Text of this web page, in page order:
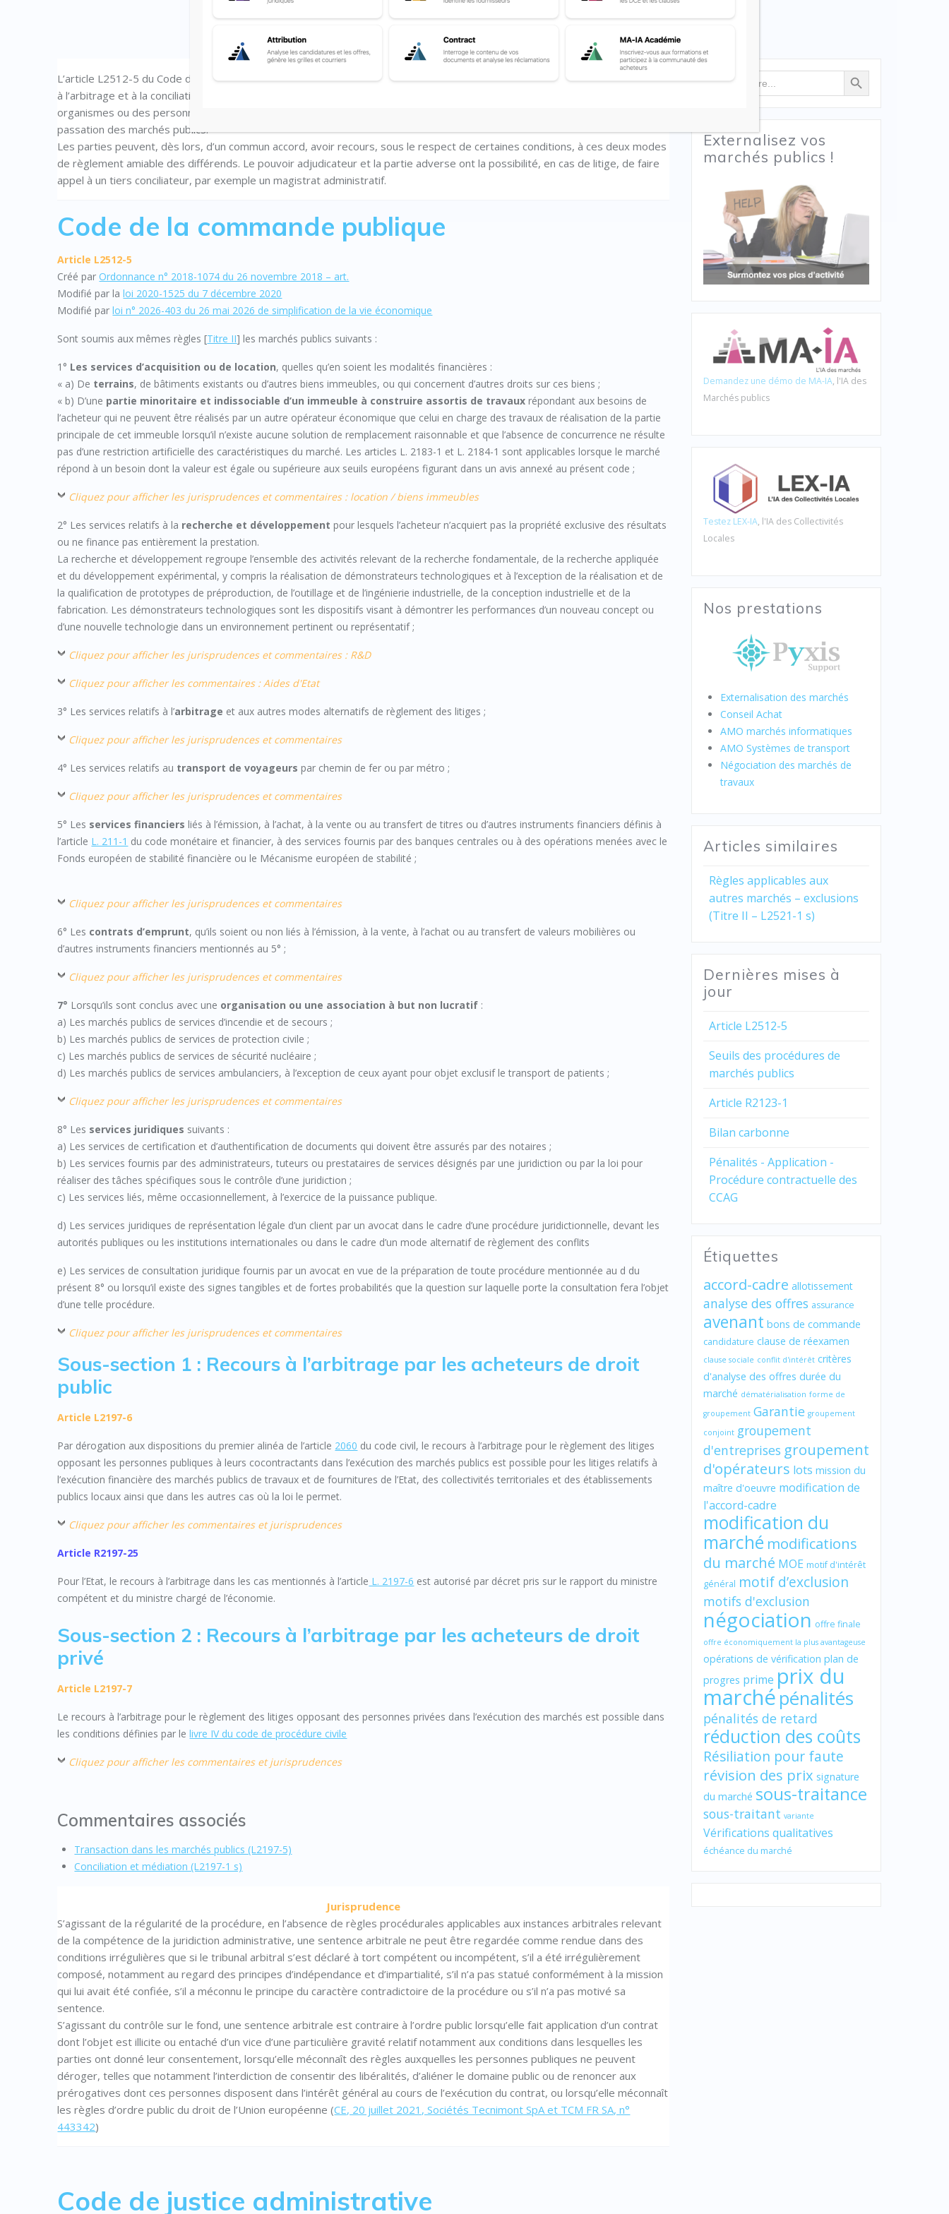
L’article L2512-5 du Code de la commande publique exclut de son champ d’application les marchés publics de services relatifs
à l’arbitrage et à la conciliation. Les services d’arbitrage et de conciliation sont, en effet, habituellement fournis par des
organismes ou des personnes qui sont désignés ou sélectionnés d’une manière qui ne peut être soumise à des règles de
passation des marchés publics.
Les parties peuvent, dès lors, d’un commun accord, avoir recours, sous le respect de certaines conditions, à ces deux modes
de règlement amiable des différends. Le pouvoir adjudicateur et la partie adverse ont la possibilité, en cas de litige, de faire
appel à un tiers conciliateur, par exemple un magistrat administratif.
Code de la commande publique
Article L2512-5
Créé parOrdonnance n° 2018-1074 du 26 novembre 2018 – art.
Modifié par laloi 2020-1525 du 7 décembre 2020
Modifié parloi n° 2026-403 du 26 mai 2026 de simplification de la vie économique
Sont soumis aux mêmes règles [Titre II] les marchés publics suivants :
1° Les services d’acquisition ou de location, quelles qu’en soient les modalités financières :
« a) De terrains, de bâtiments existants ou d’autres biens immeubles, ou qui concernent d’autres droits sur ces biens ;
« b) D’une partie minoritaire et indissociable d’un immeuble à construire assortis de travaux répondant aux besoins de
l’acheteur qui ne peuvent être réalisés par un autre opérateur économique que celui en charge des travaux de réalisation de la partie
principale de cet immeuble lorsqu’il n’existe aucune solution de remplacement raisonnable et que l’absence de concurrence ne résulte
pas d’une restriction artificielle des caractéristiques du marché. Les articles L. 2183-1 et L. 2184-1 sont applicables lorsque le marché
répond à un besoin dont la valeur est égale ou supérieure aux seuils européens figurant dans un avis annexé au présent code ;
Cliquez pour afficher les jurisprudences et commentaires : location / biens immeubles
2° Les services relatifs à la recherche et développement pour lesquels l’acheteur n’acquiert pas la propriété exclusive des résultats
ou ne finance pas entièrement la prestation.
La recherche et développement regroupe l’ensemble des activités relevant de la recherche fondamentale, de la recherche appliquée
et du développement expérimental, y compris la réalisation de démonstrateurs technologiques et à l’exception de la réalisation et de
la qualification de prototypes de préproduction, de l’outillage et de l’ingénierie industrielle, de la conception industrielle et de la
fabrication. Les démonstrateurs technologiques sont les dispositifs visant à démontrer les performances d’un nouveau concept ou
d’une nouvelle technologie dans un environnement pertinent ou représentatif ;
Cliquez pour afficher les jurisprudences et commentaires : R&D
Cliquez pour afficher les commentaires : Aides d'Etat
3° Les services relatifs à l’arbitrage et aux autres modes alternatifs de règlement des litiges ;
Cliquez pour afficher les jurisprudences et commentaires
4° Les services relatifs au transport de voyageurs par chemin de fer ou par métro ;
Cliquez pour afficher les jurisprudences et commentaires
5° Les services financiers liés à l’émission, à l’achat, à la vente ou au transfert de titres ou d’autres instruments financiers définis à
l’article L. 211-1 du code monétaire et financier, à des services fournis par des banques centrales ou à des opérations menées avec le
Fonds européen de stabilité financière ou le Mécanisme européen de stabilité ;
Cliquez pour afficher les jurisprudences et commentaires
6° Les contrats d’emprunt, qu’ils soient ou non liés à l’émission, à la vente, à l’achat ou au transfert de valeurs mobilières ou
d’autres instruments financiers mentionnés au 5° ;
Cliquez pour afficher les jurisprudences et commentaires
7° Lorsqu’ils sont conclus avec une organisation ou une association à but non lucratif :
a) Les marchés publics de services d’incendie et de secours ;
b) Les marchés publics de services de protection civile ;
c) Les marchés publics de services de sécurité nucléaire ;
d) Les marchés publics de services ambulanciers, à l’exception de ceux ayant pour objet exclusif le transport de patients ;
Cliquez pour afficher les jurisprudences et commentaires
8° Les services juridiques suivants :
a) Les services de certification et d’authentification de documents qui doivent être assurés par des notaires ;
b) Les services fournis par des administrateurs, tuteurs ou prestataires de services désignés par une juridiction ou par la loi pour
réaliser des tâches spécifiques sous le contrôle d’une juridiction ;
c) Les services liés, même occasionnellement, à l’exercice de la puissance publique.
d) Les services juridiques de représentation légale d’un client par un avocat dans le cadre d’une procédure juridictionnelle, devant les
autorités publiques ou les institutions internationales ou dans le cadre d’un mode alternatif de règlement des conflits
e) Les services de consultation juridique fournis par un avocat en vue de la préparation de toute procédure mentionnée au d du
présent 8° ou lorsqu’il existe des signes tangibles et de fortes probabilités que la question sur laquelle porte la consultation fera l’objet
d’une telle procédure.
Cliquez pour afficher les jurisprudences et commentaires
Sous-section 1 : Recours à l’arbitrage par les acheteurs de droit
public
Article L2197-6
Par dérogation aux dispositions du premier alinéa de l’article 2060 du code civil, le recours à l’arbitrage pour le règlement des litiges
opposant les personnes publiques à leurs cocontractants dans l’exécution des marchés publics est possible pour les litiges relatifs à
l’exécution financière des marchés publics de travaux et de fournitures de l’Etat, des collectivités territoriales et des établissements
publics locaux ainsi que dans les autres cas où la loi le permet.
Cliquez pour afficher les commentaires et jurisprudences
Article R2197-25
Pour l’Etat, le recours à l’arbitrage dans les cas mentionnés à l’article L. 2197-6 est autorisé par décret pris sur le rapport du ministre
compétent et du ministre chargé de l’économie.
Sous-section 2 : Recours à l’arbitrage par les acheteurs de droit
privé
Article L2197-7
Le recours à l’arbitrage pour le règlement des litiges opposant des personnes privées dans l’exécution des marchés est possible dans
les conditions définies par lelivre IV du code de procédure civile
Cliquez pour afficher les commentaires et jurisprudences
Commentaires associés
Transaction dans les marchés publics (L2197-5)
Conciliation et médiation (L2197-1 s)
Jurisprudence
S’agissant de la régularité de la procédure, en l’absence de règles procédurales applicables aux instances arbitrales relevant
de la compétence de la juridiction administrative, une sentence arbitrale ne peut être regardée comme rendue dans des
conditions irrégulières que si le tribunal arbitral s’est déclaré à tort compétent ou incompétent, s’il a été irrégulièrement
composé, notamment au regard des principes d’indépendance et d’impartialité, s’il n’a pas statué conformément à la mission
qui lui avait été confiée, s’il a méconnu le principe du caractère contradictoire de la procédure ou s’il n’a pas motivé sa
sentence.
S’agissant du contrôle sur le fond, une sentence arbitrale est contraire à l’ordre public lorsqu’elle fait application d’un contrat
dont l’objet est illicite ou entaché d’un vice d’une particulière gravité relatif notamment aux conditions dans lesquelles les
parties ont donné leur consentement, lorsqu’elle méconnaît des règles auxquelles les personnes publiques ne peuvent
déroger, telles que notamment l’interdiction de consentir des libéralités, d’aliéner le domaine public ou de renoncer aux
prérogatives dont ces personnes disposent dans l’intérêt général au cours de l’exécution du contrat, ou lorsqu’elle méconnaît
les règles d’ordre public du droit de l’Union européenne (CE, 20 juillet 2021, Sociétés Tecnimont SpA et TCM FR SA, n°
443342)
Code de justice administrative
for:
Search Button
Externalisez vos
marchés publics !
Demandez une démo de MA-IA, l'IA des
Marchés publics
Testez LEX-IA, l'IA des Collectivités
Locales
Nos prestations
Externalisation des marchés
Conseil Achat
AMO marchés informatiques
AMO Systèmes de transport
Négociation des marchés de
travaux
Articles similaires
Règles applicables aux
autres marchés – exclusions
(Titre II – L2521-1 s)
Dernières mises à
jour
Article L2512-5
Seuils des procédures de
marchés publics
Article R2123-1
Bilan carbonne
Pénalités - Application -
Procédure contractuelle des
CCAG
Étiquettes
accord-cadre allotissement
analyse des offres assurance
avenant bons de commande
candidature clause de réexamen
clause sociale conflit d'intérêt critères
d'analyse des offres durée du
marché dématérialisation forme de
groupement Garantie groupement
conjoint groupement
d'entreprises groupement
d'opérateurs lots mission du
maître d'oeuvre modification de
l'accord-cadre
modification du
marché modifications
du marché MOE motif d'intérêt
général motif d’exclusion
motifs d'exclusion
négociation offre finale
offre économiquement la plus avantageuse
opérations de vérification plan de
progres prime prix du
marché pénalités
pénalités de retard
réduction des coûts
Résiliation pour faute
révision des prix signature
du marché sous-traitance
sous-traitant variante
Vérifications qualitatives
échéance du marché